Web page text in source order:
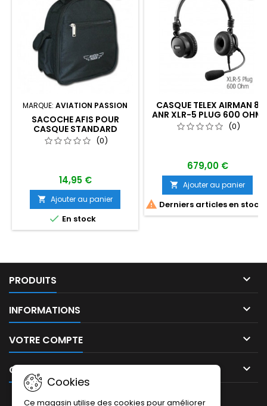
MARQUE: AVIATION PASSION
SACOCHE AFIS POUR
CASQUE STANDARD
(0)
14,95 €
 Ajouter au panier
 En stock
CASQUE TELEX AIRMAN 8
ANR XLR-5 PLUG 600 OHM
(0)
679,00 €
 Ajouter au panier
 Derniers articles en stock
PRODUITS 
INFORMATIONS 
VOTRE COMPTE 
CONTACT 
Cookies
Ce magasin utilise des cookies pour améliorer
LETTRE D'INFORMATIONS